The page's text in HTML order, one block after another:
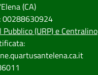
(CA)
00288630924
(URP) e Centralino